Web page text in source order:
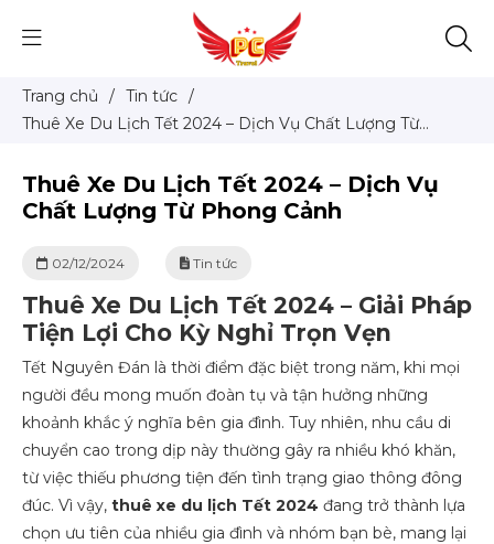
Trang chủ / Tin tức /
Thuê Xe Du Lịch Tết 2024 – Dịch Vụ Chất Lượng Từ
Thuê Xe Du Lịch Tết 2024 – Dịch Vụ
Chất Lượng Từ Phong Cảnh
02/12/2024 Tin tức
Thuê Xe Du Lịch Tết 2024 – Giải Pháp
Tiện Lợi Cho Kỳ Nghỉ Trọn Vẹn
Tết Nguyên Đán là thời điểm đặc biệt trong năm, khi mọi
người đều mong muốn đoàn tụ và tận hưởng những
khoảnh khắc ý nghĩa bên gia đình. Tuy nhiên, nhu cầu di
chuyển cao trong dịp này thường gây ra nhiều khó khăn,
từ việc thiếu phương tiện đến tình trạng giao thông đông
đúc. Vì vậy, thuê xe du lịch Tết 2024 đang trở thành lựa
chọn ưu tiên của nhiều gia đình và nhóm bạn bè, mang lại